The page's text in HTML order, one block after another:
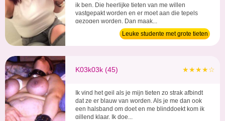
ik ben. Die heerlijke tieten van me willen
vastgepakt worden en er moet aan die tepels
gezogen worden. Dan maak...
Leuke studente met grote tieten
★★★★☆
K03k03k (45)
Ik vind het geil als je mijn tieten zo strak afbindt
dat ze er blauw van worden. Als je me dan ook
een halsband om doet en me blinddoekt kom ik
gillend klaar. Ik doe...